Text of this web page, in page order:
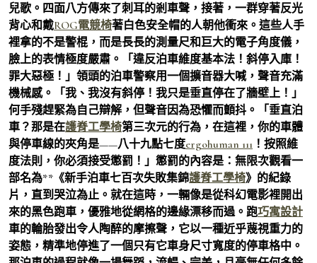
兒歌。四面八方傳來了刺耳的剎車聲，接著，一群穿著反光
背心和戴ROG電競椅著白色安全帽的人朝他衝來。這些人手
裡拿的不是警棍，而是長長的測量尺和巨大的電子角度儀，
臉上的表情極度嚴肅。「違反泊車維度基本法！斜停入庫！
罪大惡極！」領頭的泊車警察用一個擴音器大喊，聲音充滿
機械感。「我、我沒有斜停！我只是垂直停在了牆壁上！」
何手殘趕緊為自己辯解，但聲音因為恐懼而顫抖。「垂直泊
車？那是在護脊工學椅第三次元的行為，在這裡，你的車體
與停車線的夾角是——八十九點七度ergohuman 111 ！按照維
度法則，你必須接受懲罰！」懲罰的內容是：無限次觀看一
部名為**《新手泊車七百次失敗集錦護脊工學椅》的紀錄
片，直到哭泣為止。就在這時，一輛像是從科幻電影裡開出
來的黑色跑車，優雅地從網格的邊緣漂移而過。跑巧寓設計
車的輪胎發出令人陶醉的摩擦聲，它以一種近乎蔑視重力的
姿態，精準地停進了一個只有它車身尺寸寬度的停車格中。